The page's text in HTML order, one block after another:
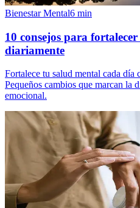
Bienestar Mental6 min
10 consejos para
diariamente
Fortalece tu salud mental cada día
Pequeños cambios que marcan la
emocional.